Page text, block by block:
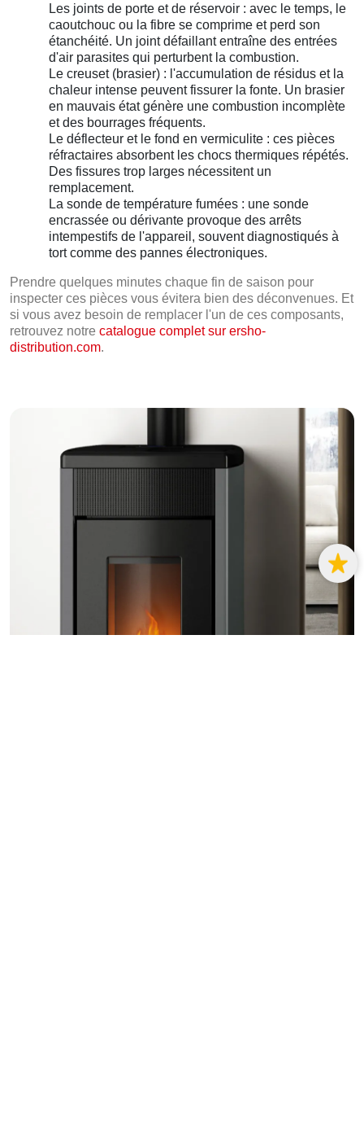
Les joints de porte et de réservoir : avec le temps, le
caoutchouc ou la fibre se comprime et perd son
étanchéité. Un joint défaillant entraîne des entrées
d'air parasites qui perturbent la combustion.
Le creuset (brasier) : l'accumulation de résidus et la
chaleur intense peuvent fissurer la fonte. Un brasier
en mauvais état génère une combustion incomplète
et des bourrages fréquents.
Le déflecteur et le fond en vermiculite : ces pièces
réfractaires absorbent les chocs thermiques répétés.
Des fissures trop larges nécessitent un
remplacement.
La sonde de température fumées : une sonde
encrassée ou dérivante provoque des arrêts
intempestifs de l'appareil, souvent diagnostiqués à
tort comme des pannes électroniques.
Prendre quelques minutes chaque fin de saison pour
inspecter ces pièces vous évitera bien des déconvenues. Et
si vous avez besoin de remplacer l'un de ces composants,
retrouvez notre catalogue complet sur ersho-
distribution.com.